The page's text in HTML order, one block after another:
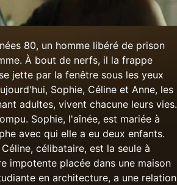
80, un homme libéré de prison
À bout de nerfs, il la frappe
jette par la fenêtre sous les yeux
Sophie, Céline et Anne, les
adultes, vivent chacune leurs vies.
Sophie, l'aînée, est mariée à
avec qui elle a eu deux enfants.
célibataire, est la seule à
impotente placée dans une maison
en architecture, a une relation